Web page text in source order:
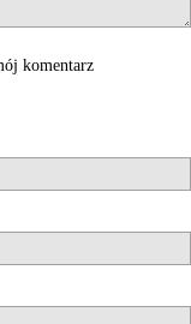
komentarz